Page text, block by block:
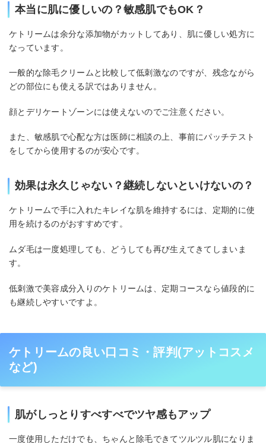
本当に肌に優しいの？敏感肌でもOK？
ケトリームは余分な添加物がカットしてあり、肌に優しい処方に
なっています。
一般的な除毛クリームと比較して低刺激なのですが、残念ながら
どの部位にも使える訳ではありません。
顔とデリケートゾーンには使えないのでご注意ください。
また、敏感肌で心配な方は医師に相談の上、事前にパッチテスト
をしてから使用するのが安心です。
効果は永久じゃない？継続しないといけないの？
ケトリームで手に入れたキレイな肌を維持するには、定期的に使
用を続けるのがおすすめです。
ムダ毛は一度処理しても、どうしても再び生えてきてしまいま
す。
低刺激で美容成分入りのケトリームは、定期コースなら値段的に
も継続しやすいですよ。
ケトリームの良い口コミ・評判(アットコスメ
など)
肌がしっとりすべすべでツヤ感もアップ
一度使用しただけでも、ちゃんと除毛できてツルツル肌になりま